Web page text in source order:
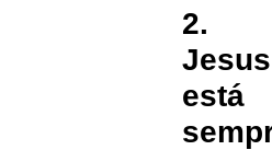
2.
Jesus
está